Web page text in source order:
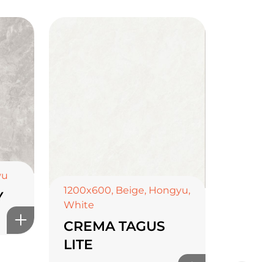
1200x600, Beige, Hongyu,
White
CREMA TAGUS
LITE